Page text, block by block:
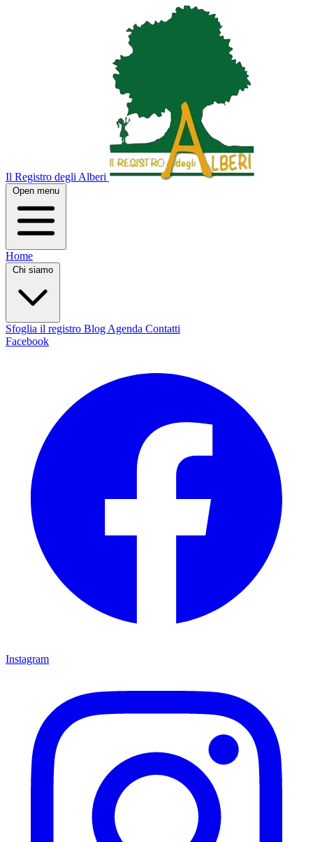
Il Registro degli Alberi
Open menu
Home
Chi siamo
Sfoglia il registro Blog Agenda Contatti
Facebook
Instagram